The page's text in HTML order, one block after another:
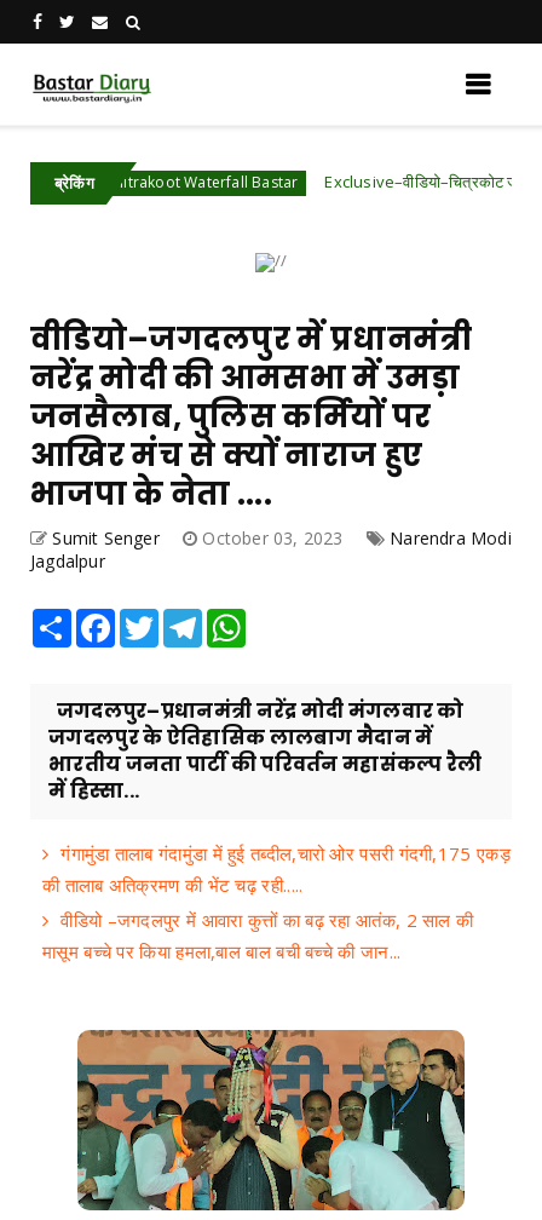
ब्रेकिंग
Chitrakoot Waterfall Bastar Exclusive–वीडियो–चित्रकोट जलप्रपात के पास 3
वीडियो–जगदलपुर में प्रधानमंत्री
नरेंद्र मोदी की आमसभा में उमड़ा
जनसैलाब, पुलिस कर्मियों पर
आखिर मंच से क्यों नाराज हुए
भाजपा के नेता ....
Sumit Senger October 03, 2023
Narendra Modi
Jagdalpur
Share Facebook
TwitterTelegram
जगदलपुर–प्रधानमंत्री नरेंद्र मोदी मंगलवार को
जगदलपुर के ऐतिहासिक लालबाग मैदान में
भारतीय जनता पार्टी की परिवर्तन महासंकल्प रैली
में हिस्सा...
गंगामुंडा तालाब गंदामुंडा में हुई तब्दील,चारो ओर पसरी गंदगी,175 एकड़
की तालाब अतिक्रमण की भेंट चढ़ रही.....
वीडियो –जगदलपुर में आवारा कुत्तों का बढ़ रहा आतंक, 2 साल की
मासूम बच्चे पर किया हमला,बाल बाल बची बच्चे की जान...